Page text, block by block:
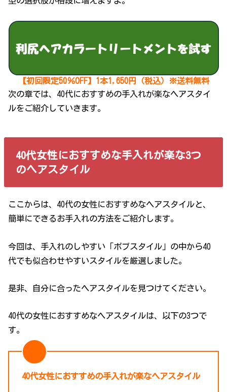
【初回限定50％OFF】1本1,650円（税込）※送料無料
次の章では、40代におすすめの手入れが楽なヘアスタイ
ルをご紹介していきます。
40代女性におすすめな手入れが楽な3つ
のヘアスタイル
ここからは、40代の女性におすすめなヘアスタイルと、
簡単にできるお手入れの方法をご紹介します。
今回は、手入れのしやすい「ボブスタイル」の中から40
代でも似合わせやすいスタイルを厳選しました。
是非、自分に合ったヘアスタイルを見つけてください。
40代の女性におすすめなヘアスタイルは、以下の3つで
す。
40代女性におすすめの手入れが楽なヘアスタイル